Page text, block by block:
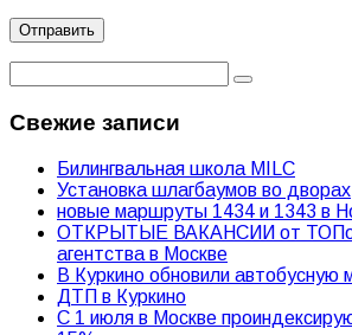
Свежие записи
Билингвальная школа MILC
Установка шлагбаумов во дворах
новые маршруты 1434 и 1343 в
ОТКРЫТЫЕ ВАКАНСИИ от
агентства в Москве
В Куркино обновили автобусную
ДТП в Куркино
С 1 июля в Москве